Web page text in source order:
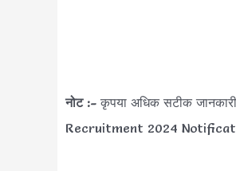
नोट :- कृपया अधिक सटीक
Recruitment 2024